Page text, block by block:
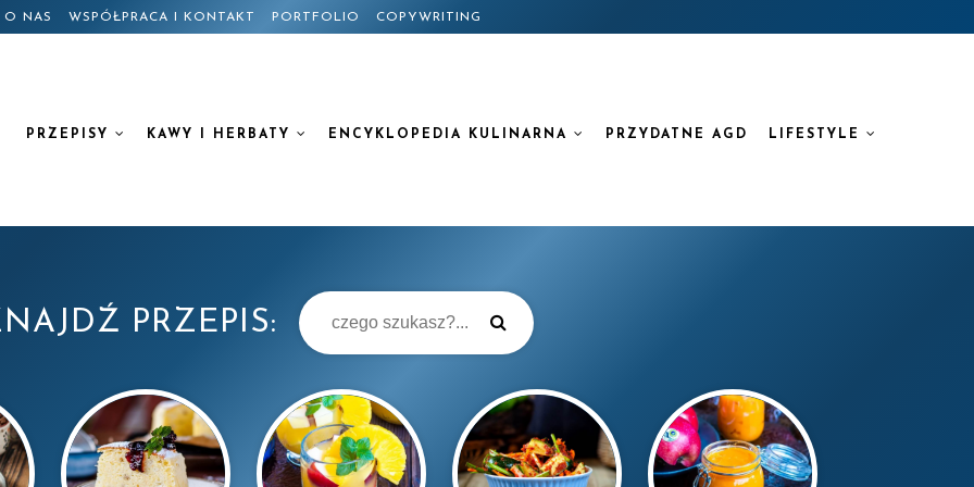
O NAS WSPÓŁPRACA I KONTAKT PORTFOLIO COPYWRITING
PRZEPISY KAWY I HERBATY ENCYKLOPEDIA KULINARNA PRZYDATNE AGD LIFESTYLE
PRZEPIS: